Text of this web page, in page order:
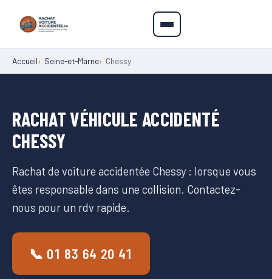
Accueil Seine-et-Marne Chessy
RACHAT VÉHICULE ACCIDENTÉ
CHESSY
Rachat de voiture accidentée Chessy : lorsque vous
êtes responsable dans une collision. Contactez-
nous pour un rdv rapide.
📞 01 83 64 20 41